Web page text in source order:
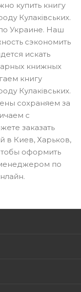
купить книгу
Кулаківських.
Украине. Наш
сэкономить
искать
книжных
книгу
Кулаківських.
сохраняем за
с
заказать
в Киев, Харьков,
оформить
по